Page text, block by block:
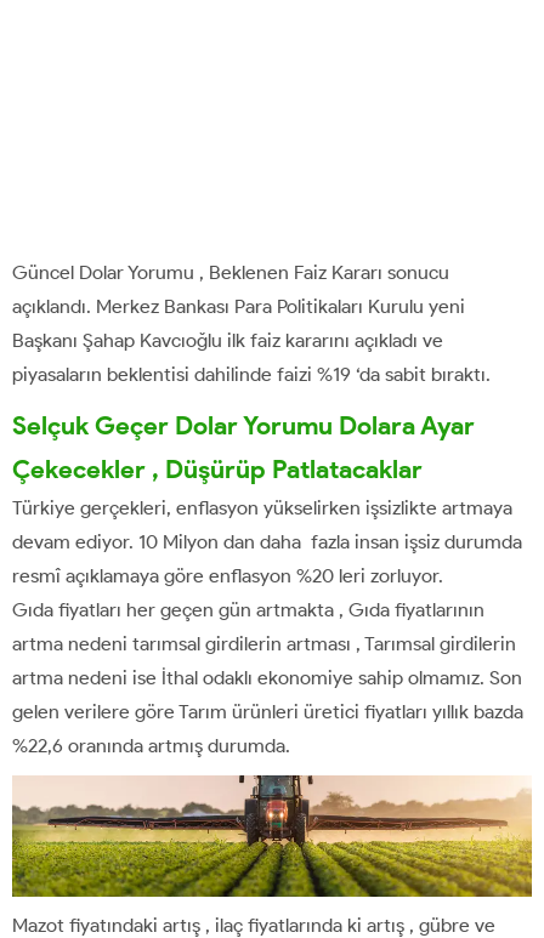
Güncel Dolar Yorumu , Beklenen Faiz Kararı sonucu
açıklandı. Merkez Bankası Para Politikaları Kurulu yeni
Başkanı Şahap Kavcıoğlu ilk faiz kararını açıkladı ve
piyasaların beklentisi dahilinde faizi %19 ‘da sabit bıraktı.
Selçuk Geçer Dolar Yorumu Dolara Ayar
Çekecekler , Düşürüp Patlatacaklar
Türkiye gerçekleri, enflasyon yükselirken işsizlikte artmaya
devam ediyor. 10 Milyon dan daha fazla insan işsiz durumda
resmî açıklamaya göre enflasyon %20 leri zorluyor.
Gıda fiyatları her geçen gün artmakta , Gıda fiyatlarının
artma nedeni tarımsal girdilerin artması , Tarımsal girdilerin
artma nedeni ise İthal odaklı ekonomiye sahip olmamız. Son
gelen verilere göre Tarım ürünleri üretici fiyatları yıllık bazda
%22,6 oranında artmış durumda.
Mazot fiyatındaki artış , ilaç fiyatlarında ki artış , gübre ve